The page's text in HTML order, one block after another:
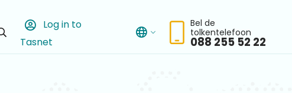
Open
searchbar
Log in to
Tasnet
Bel de
tolkentelefoon